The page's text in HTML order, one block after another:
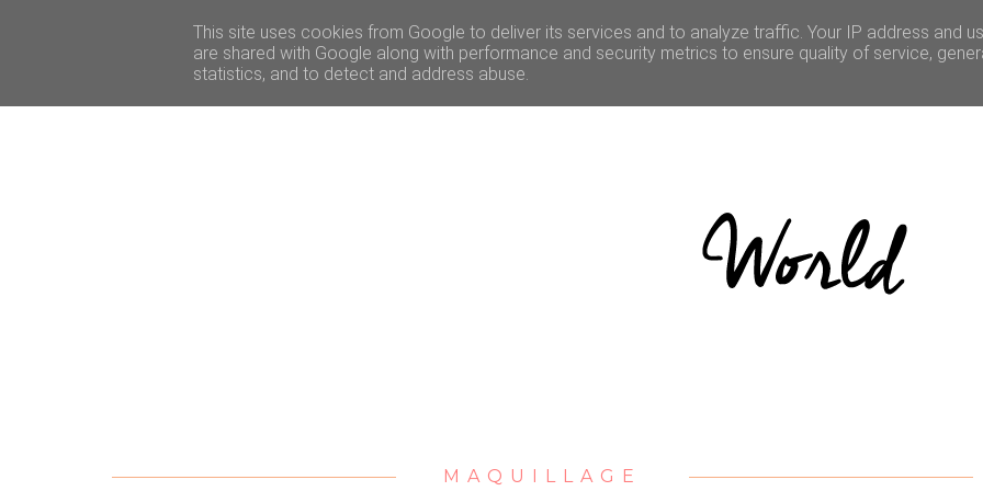
BEAUTÉ VOYAGE LIFESTYLE CULTURE BONNES ADRESSES CONCOURS
MAQUILLAGE
This site uses cookies from Google to deliver its services and to analyze traffic. Your IP address and
are shared with Google along with performance and security metrics to ensure quality of service,
statistics, and to detect and address abuse.